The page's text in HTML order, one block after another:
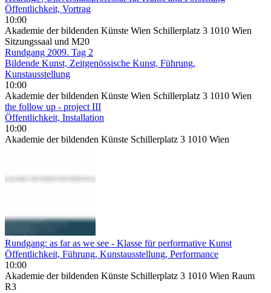
Öffentlichkeit, Vortrag
10:00
Akademie der bildenden Künste Wien Schillerplatz 3 1010 Wien
Sitzungssaal und M20
Rundgang 2009. Tag 2
Bildende Kunst, Zeitgenössische Kunst, Führung,
Kunstausstellung
10:00
Akademie der bildenden Künste Wien Schillerplatz 3 1010 Wien
the follow up - project III
Öffentlichkeit, Installation
10:00
Akademie der bildenden Künste Schillerplatz 3 1010 Wien
Rundgang: as far as we see - Klasse für performative Kunst
Öffentlichkeit, Führung, Kunstausstellung, Performance
10:00
Akademie der bildenden Künste Schillerplatz 3 1010 Wien Raum
R3